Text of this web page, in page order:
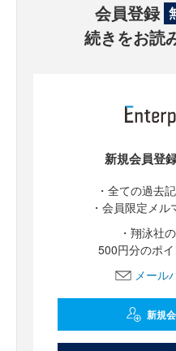
会員登録
続きをお読
新規会員登
・全ての過去
・会員限定メ
・翔泳社
500円分のポ
メール
新規